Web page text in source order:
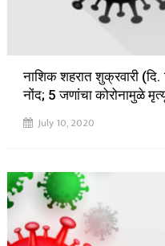
नाशिक शहरात शुक्रवारी
नोंद; 5 जणांचा कोरोनामुळे
July 10, 2020